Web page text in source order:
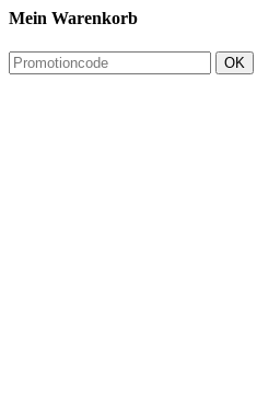
Mein Warenkorb
OK